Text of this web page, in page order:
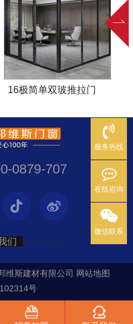
16极简单双玻推拉门
0879-707
们
维斯建材有限公司 网站地图
号
服务热线
在线咨询
微信联系